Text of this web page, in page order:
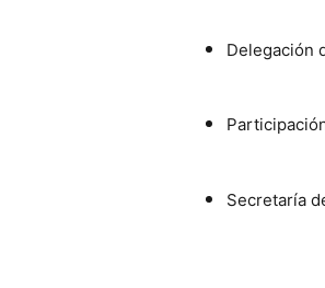
Delegación
Secretaría